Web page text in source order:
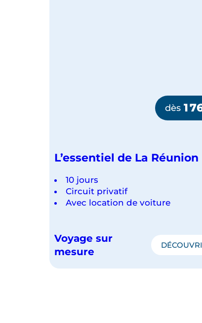
dès 1
L’essentiel de La Réunion
10 jours
Circuit privatif
Avec location de voiture
Voyage sur
mesure
LA